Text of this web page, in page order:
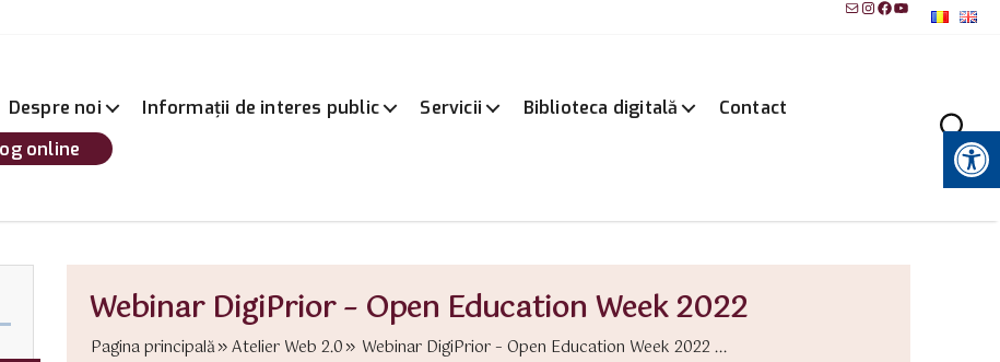
MailInstagram
Facebook
YouTube
Despre noi Informații de interes public Servicii Biblioteca digitală
Contact
online
Instrumente pentru accesibilitate
Webinar DigiPrior – Open Education Week 2022
Pagina principală Atelier Web 2.0 Webinar DigiPrior – Open Education Week 2022 ...